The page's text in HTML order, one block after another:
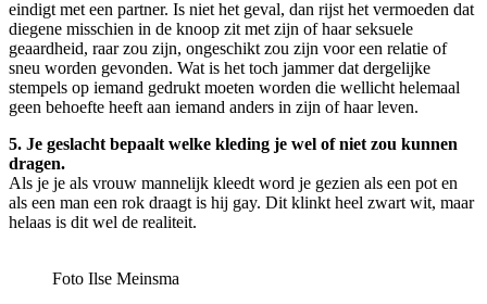
eindigt met een partner. Is niet het geval, dan rijst het vermoeden dat
diegene misschien in de knoop zit met zijn of haar seksuele
geaardheid, raar zou zijn, ongeschikt zou zijn voor een relatie of
sneu worden gevonden. Wat is het toch jammer dat dergelijke
stempels op iemand gedrukt moeten worden die wellicht helemaal
geen behoefte heeft aan iemand anders in zijn of haar leven.
5. Je geslacht bepaalt welke kleding je wel of niet zou kunnen
dragen.
Als je je als vrouw mannelijk kleedt word je gezien als een pot en
als een man een rok draagt is hij gay. Dit klinkt heel zwart wit, maar
helaas is dit wel de realiteit.
Foto Ilse Meinsma